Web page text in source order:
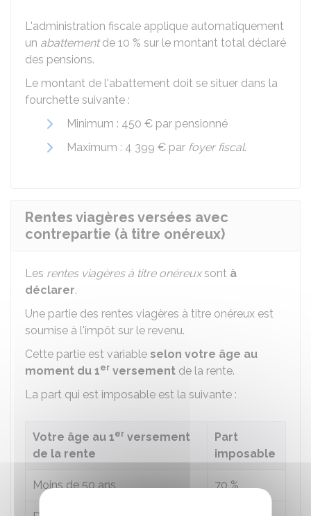
L'administration fiscale applique automatiquement
un abattementde 10 % sur le montant total déclaré
des pensions.
Le montant de l'abattement doit se situer dans la
fourchette suivante :
Minimum : 450 € par pensionné
Maximum : 4 399 € par foyer fiscal.
Rentes viagères versées avec
contrepartie (à titre onéreux)
Les rentes viagères à titre onéreuxsont à
déclarer.
Une partie des rentes viagères à titre onéreux est
soumise à l'impôt sur le revenu.
Cette partie est variable selon votre âge au
moment du 1er versement de la rente.
La part qui est imposable est la suivante :
Votre âge au 1er versement
de la rente
Part
imposable
Moins de 50 ans 70 %